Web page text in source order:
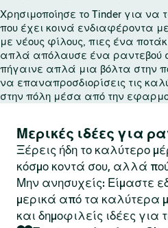
n
d
e
r
Χρησιμοποίησε το Tinder για να
που έχει κοινά ενδιαφέροντα
με νέους φίλους, πιες ένα
απλά απόλαυσε ένα ραντεβού
πήγαινε απλά μια βόλτα στην
να επαναπροσδιορίσεις τις
στην πόλη μέσα από την
Μερικές ιδέες για
Ξέρεις ήδη το καλύτερο
κόσμο κοντά σου, αλλά
Μην ανησυχείς: Είμαστε
μερικά από τα καλύτερα
και δημοφιλείς ιδέες για